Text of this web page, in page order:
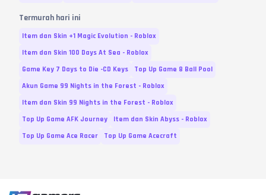
Termurah hari ini
Item dan Skin +1 Magic Evolution - Roblox
Item dan Skin 100 Days At Sea - Roblox
Game Key 7 Days to Die -CD Keys
Top Up Game 8 Ball Pool
Akun Game 99 Nights in the Forest - Roblox
Item dan Skin 99 Nights in the Forest - Roblox
Top Up Game AFK Journey
Item dan Skin Abyss - Roblox
Top Up Game Ace Racer
Top Up Game Acecraft